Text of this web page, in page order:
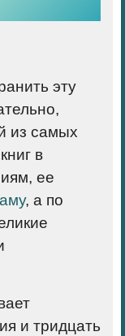
эту
из самых
в
ее
, а по
и тридцать